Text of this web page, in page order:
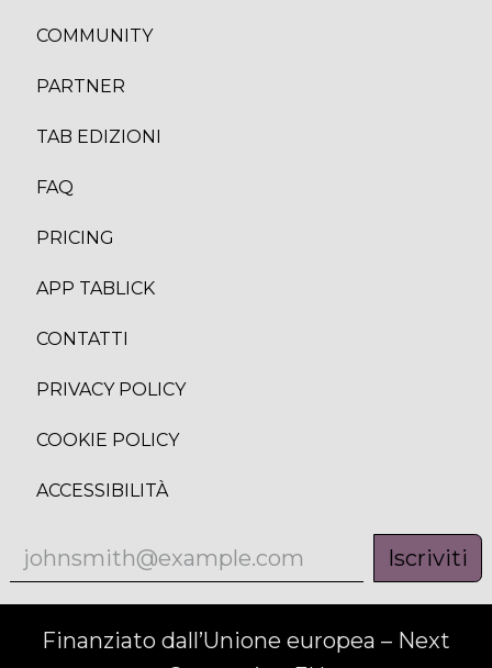
COMMUNITY
PARTNER
TAB EDIZION
FAQ
PRICING
APP TABLICK
CONTATTI
PRIVACY POLICY
COOKIE POLICY
ACCESSIBILITÀ
Iscriviti
Finanziato dall’Unione europea – Next